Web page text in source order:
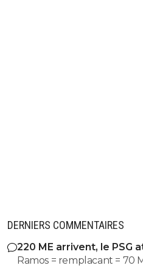
DERNIERS COMMENTAIRES
220 ME arrivent, le PSG
Ramos = remplacant = 70